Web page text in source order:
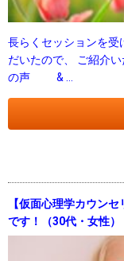
長らくセッションを受
だいたので、 ご紹介
の声 & …
【仮面心理学カウン
です！（30代・女性）